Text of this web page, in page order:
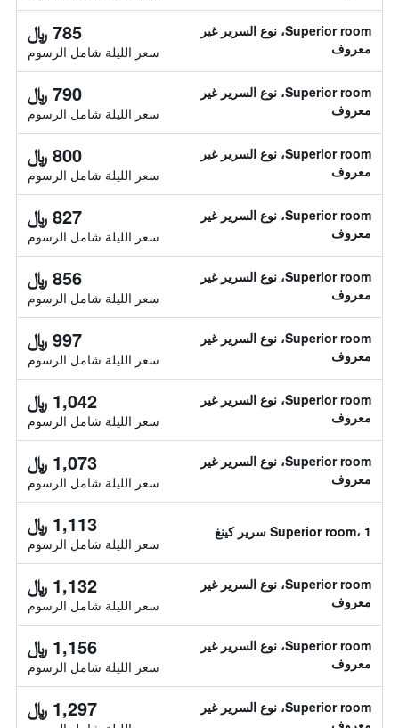
Superior room، نوع السرير غير
معروف
785 ﷼
سعر الليلة شامل الرسوم
Superior room، نوع السرير غير
معروف
790 ﷼
سعر الليلة شامل الرسوم
Superior room، نوع السرير غير
معروف
800 ﷼
سعر الليلة شامل الرسوم
Superior room، نوع السرير غير
معروف
827 ﷼
سعر الليلة شامل الرسوم
Superior room، نوع السرير غير
معروف
856 ﷼
سعر الليلة شامل الرسوم
Superior room، نوع السرير غير
معروف
997 ﷼
سعر الليلة شامل الرسوم
Superior room، نوع السرير غير
معروف
1,042 ﷼
سعر الليلة شامل الرسوم
Superior room، نوع السرير غير
معروف
1,073 ﷼
سعر الليلة شامل الرسوم
Superior room، 1 سرير كينغ 1,113 ﷼
سعر الليلة شامل الرسوم
Superior room، نوع السرير غير
معروف
1,132 ﷼
سعر الليلة شامل الرسوم
Superior room، نوع السرير غير
معروف
1,156 ﷼
سعر الليلة شامل الرسوم
Superior room، نوع السرير غير
معروف
1,297 ﷼